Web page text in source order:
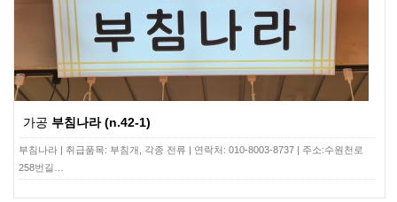
가공 부침나라 (n.42-1)
부침나라 | 취급품목: 부침개, 각종 전류 | 연락처: 010-8003-8737 | 주소:수원천로
258번길…